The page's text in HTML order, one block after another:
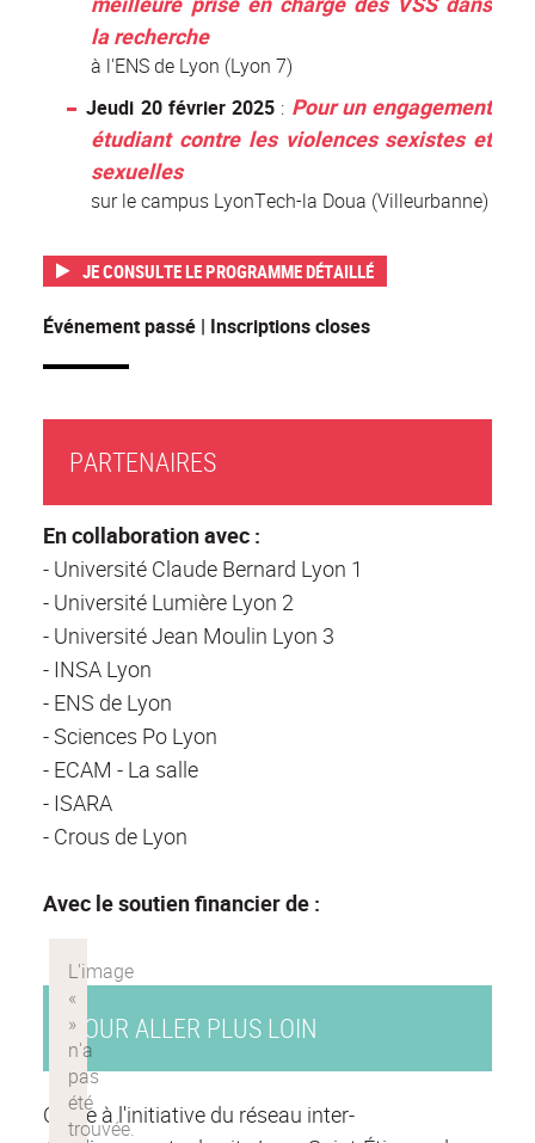
la recherche
à l'ENS de Lyon (Lyon 7)
Jeudi 20 février 2025 : Pour un engagement
étudiant contre les violences sexistes et
sexuelles
sur le campus LyonTech-la Doua (Villeurbanne)
JE CONSULTE LE PROGRAMME DÉTAILLÉ
Événement passé | Inscriptions closes
PARTENAIRES
En collaboration avec :
- Université Claude Bernard Lyon 1
- Université Lumière Lyon 2
- Université Jean Moulin Lyon 3
- INSA Lyon
- ENS de Lyon
- Sciences Po Lyon
- ECAM - La salle
- ISARA
- Crous de Lyon
Avec le soutien financier de :
POUR ALLER PLUS LOIN
Créée à l'initiative du réseau inter-